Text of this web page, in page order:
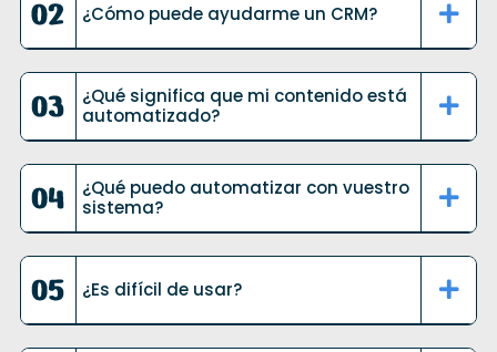
¿Cómo puede ayudarme un CRM?
¿Qué significa que mi contenido está
automatizado?
¿Qué puedo automatizar con vuestro
sistema?
¿Es difícil de usar?